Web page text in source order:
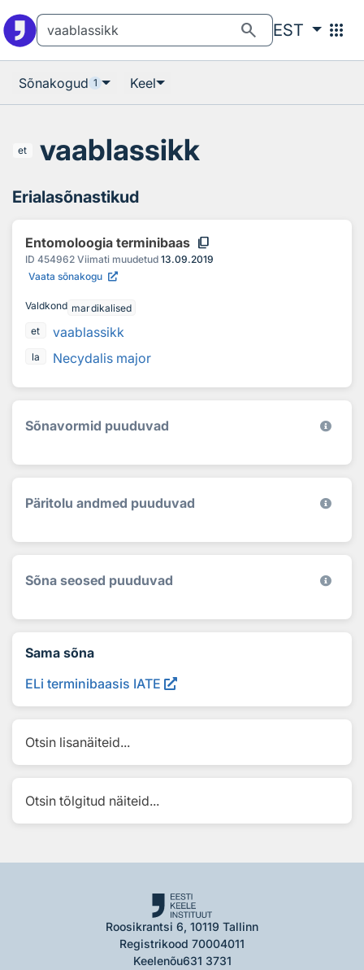
search EST apps
Sõnakogud 1 Keel
et vaablassikk
Erialasõnastikud
Entomoloogia terminibaas content_copy
ID 454962 Viimati muudetud 13.09.2019
Vaata sõnakogu
Valdkond mardikalised
et
vaablassikk
la Necydalis major
Sõnavormid puuduvad
Päritolu andmed puuduvad
Sõna seosed puuduvad
Sama sõna
ELi terminibaasis IATE
Otsin lisanäiteid...
Otsin tõlgitud näiteid...
Roosikrantsi 6, 10119 Tallinn
Registrikood 70004011
Keelenõu631 3731